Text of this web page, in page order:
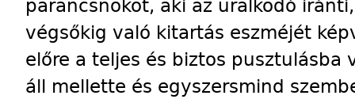
parancsnokot, aki az uralkodó
végsőkig való kitartás eszméjét
előre a teljes és biztos pusztulásba
áll mellette és egyszersmind